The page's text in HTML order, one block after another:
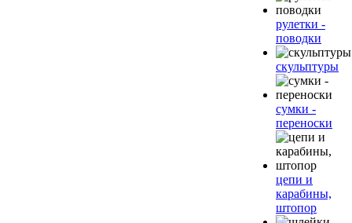
рулетки -
поводки
скульптуры
сумки -
переноски
цепи и
карабины,
штопор